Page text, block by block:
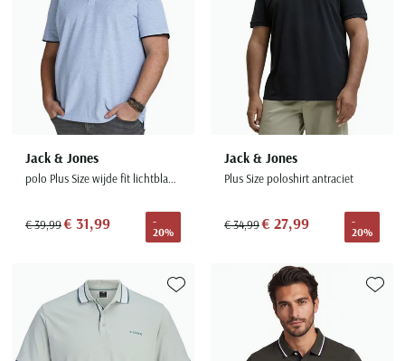
Jack & Jones
polo Plus Size wijde fit lichtblauw effen katoen
€ 39,99€ 31,99
-
20%
Jack & Jones
Plus Size poloshirt antraciet
€ 34,99€ 27,99
-
20%
Toevoegen aan favorieten